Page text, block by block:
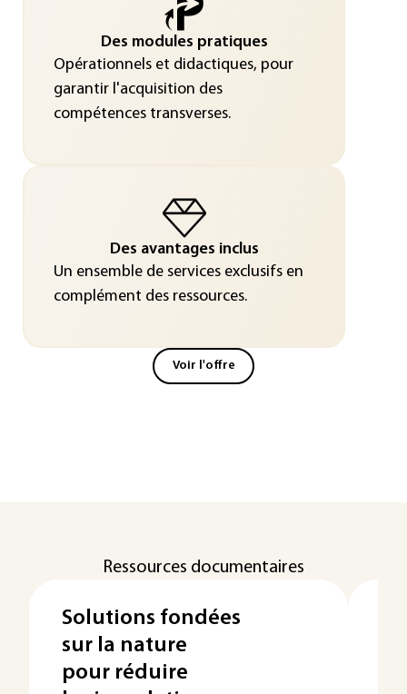
Des modules pratiques
Opérationnels et didactiques, pour
garantir l'acquisition des
compétences transverses.
Des avantages inclus
Un ensemble de services exclusifs en
complément des ressources.
Voir l'offre
Ressources documentaires
Solutions fondées
sur la nature
pour réduire